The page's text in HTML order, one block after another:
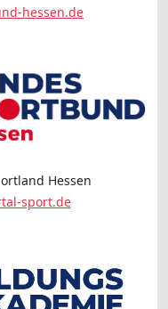
hessen.de
Hessen
sport.de